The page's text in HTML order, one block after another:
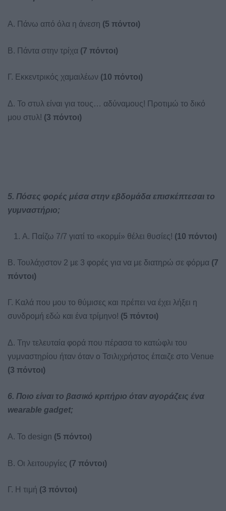
Α. Πάνω από όλα η άνεση (5 πόντοι)
Β. Πάντα στην τρίχα (7 πόντοι)
Γ. Εκκεντρικός χαμαιλέων (10 πόντοι)
Δ. Το στυλ είναι για τους… αδύναμους! Προτιμώ το δικό
μου στυλ! (3 πόντοι)
5. Πόσες φορές μέσα στην εβδομάδα επισκέπτεσαι το
γυμναστήριο;
A. Παίζω 7/7 γιατί το «κορμί» θέλει θυσίες! (10 πόντοι)
Β. Τουλάχιστον 2 με 3 φορές για να με διατηρώ σε φόρμα (7
πόντοι)
Γ. Καλά που μου το θύμισες και πρέπει να έχει λήξει η
συνδρομή εδώ και ένα τρίμηνο! (5 πόντοι)
Δ. Την τελευταία φορά που πέρασα το κατώφλι του
γυμναστηρίου ήταν όταν ο Τσιλιχρήστος έπαιζε στο Venue
(3 πόντοι)
6. Ποιο είναι το βασικό κριτήριο όταν αγοράζεις ένα
wearable gadget;
Α. Το design (5 πόντοι)
Β. Οι λειτουργίες (7 πόντοι)
Γ. Η τιμή (3 πόντοι)